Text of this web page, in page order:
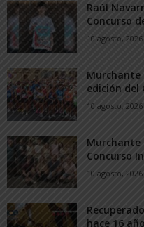
Raúl
Concurso
10 agosto, 2026
Murchante
edición del
10 agosto, 2026
Murchante
Concurso
10 agosto, 2026
hace 16